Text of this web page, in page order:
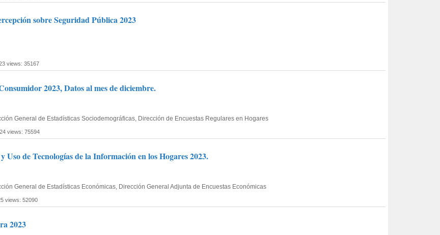
sobre Seguridad Pública 2023
views: 35167
2023, Datos al mes de diciembre.
General de Estadísticas Sociodemográficas, Dirección de Encuestas Regulares en Hogares
views: 75594
de Tecnologías de la Información en los Hogares 2023.
General de Estadísticas Económicas, Dirección General Adjunta de Encuestas Económicas
views: 52090
2023